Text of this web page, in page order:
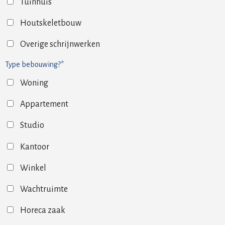
Houtskeletbouw
Overige schrijnwerken
Type bebouwing?*
Woning
Appartement
Studio
Kantoor
Winkel
Wachtruimte
Horeca zaak